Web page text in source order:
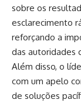
sobre os
esclarecimento
reforçando a
das autoridades
Além disso, o
com um apelo
de soluções